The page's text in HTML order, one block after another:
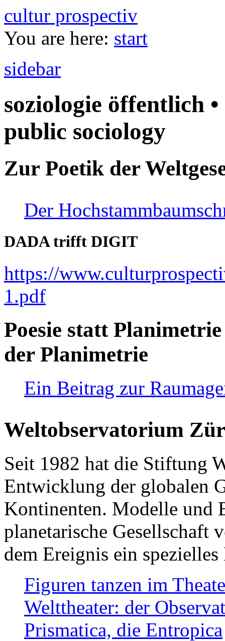
cultur prospectiv
You are here: start
sidebar
soziologie öffentlich
public sociology
Zur Poetik der
Der
DADA trifft DIGIT
https://
1.pdf
Poesie statt
der Planimetrie
Ein Beitrag zur
Weltobservatorium
Seit 1982 hat die Stiftung
Entwicklung der globalen
Kontinenten. Modelle und
planetarische Gesellschaft
dem Ereignis ein
Figuren tanzen im
Welttheater: der
Prismatica, die Entropica